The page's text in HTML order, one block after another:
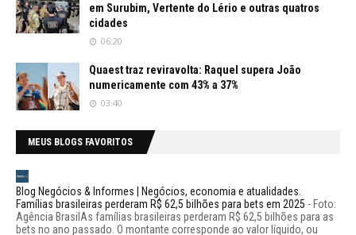
em Surubim, Vertente do Lério e outras quatros
cidades
06:20
Quaest traz reviravolta: Raquel supera João
numericamente com 43% a 37%
03:40
MEUS BLOGS FAVORITOS
Blog Negócios & Informes | Negócios, economia e atualidades.
Famílias brasileiras perderam R$ 62,5 bilhões para bets em 2025 - Foto:
Agência BrasilAs famílias brasileiras perderam R$ 62,5 bilhões para as
bets no ano passado. O montante corresponde ao valor líquido, ou